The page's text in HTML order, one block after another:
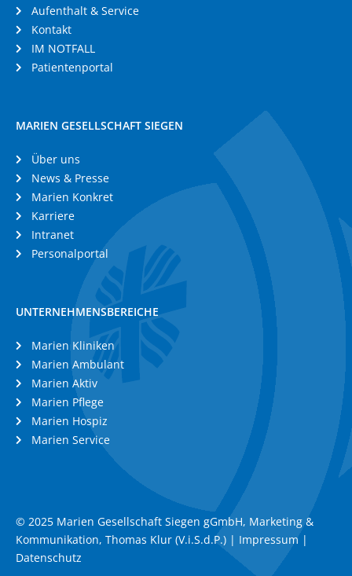
Aufenthalt & Service
Kontakt
IM NOTFALL
Patientenportal
MARIEN GESELLSCHAFT SIEGEN
Über uns
News & Presse
Marien Konkret
Karriere
Intranet
Personalportal
UNTERNEHMENSBEREICHE
Marien Kliniken
Marien Ambulant
Marien Aktiv
Marien Pflege
Marien Hospiz
Marien Service
© 2025 Marien Gesellschaft Siegen gGmbH, Marketing &
Kommunikation, Thomas Klur (V.i.S.d.P.) | Impressum|
Datenschutz